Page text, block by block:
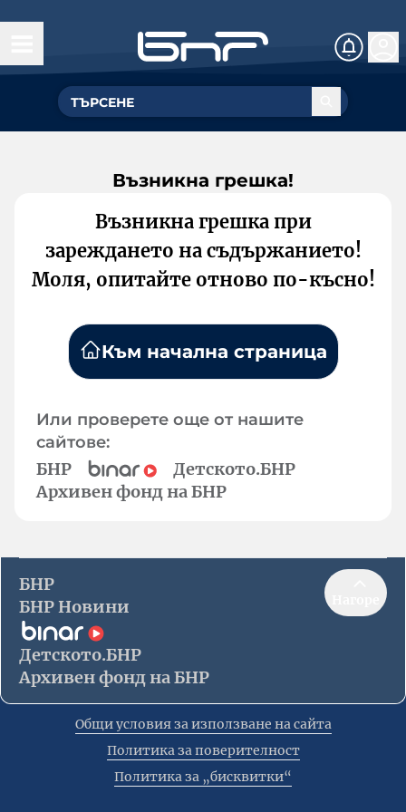
Възникна грешка!
Възникна грешка при
зареждането на съдържанието!
Моля, опитайте отново по-късно!
Към начална страница
Или проверете още от нашите
сайтове:
БНР
Детското.БНР
Архивен фонд на БНР
БНР
БНР Новини
Детското.БНР
Архивен фонд на БНР
Общи условия за използване на сайта
Политика за поверителност
Политика за „бисквитки“